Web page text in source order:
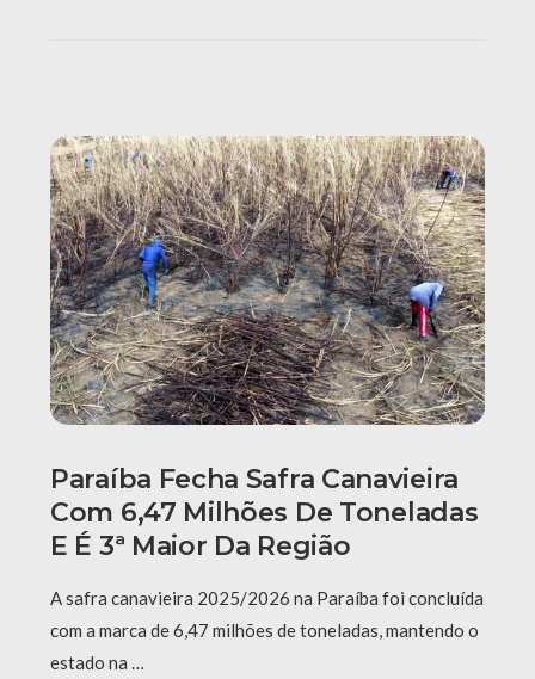
Paraíba Fecha Safra Canavieira
Com 6,47 Milhões De Toneladas
E É 3ª Maior Da Região
A safra canavieira 2025/2026 na Paraíba foi concluída
com a marca de 6,47 milhões de toneladas, mantendo o
estado na …